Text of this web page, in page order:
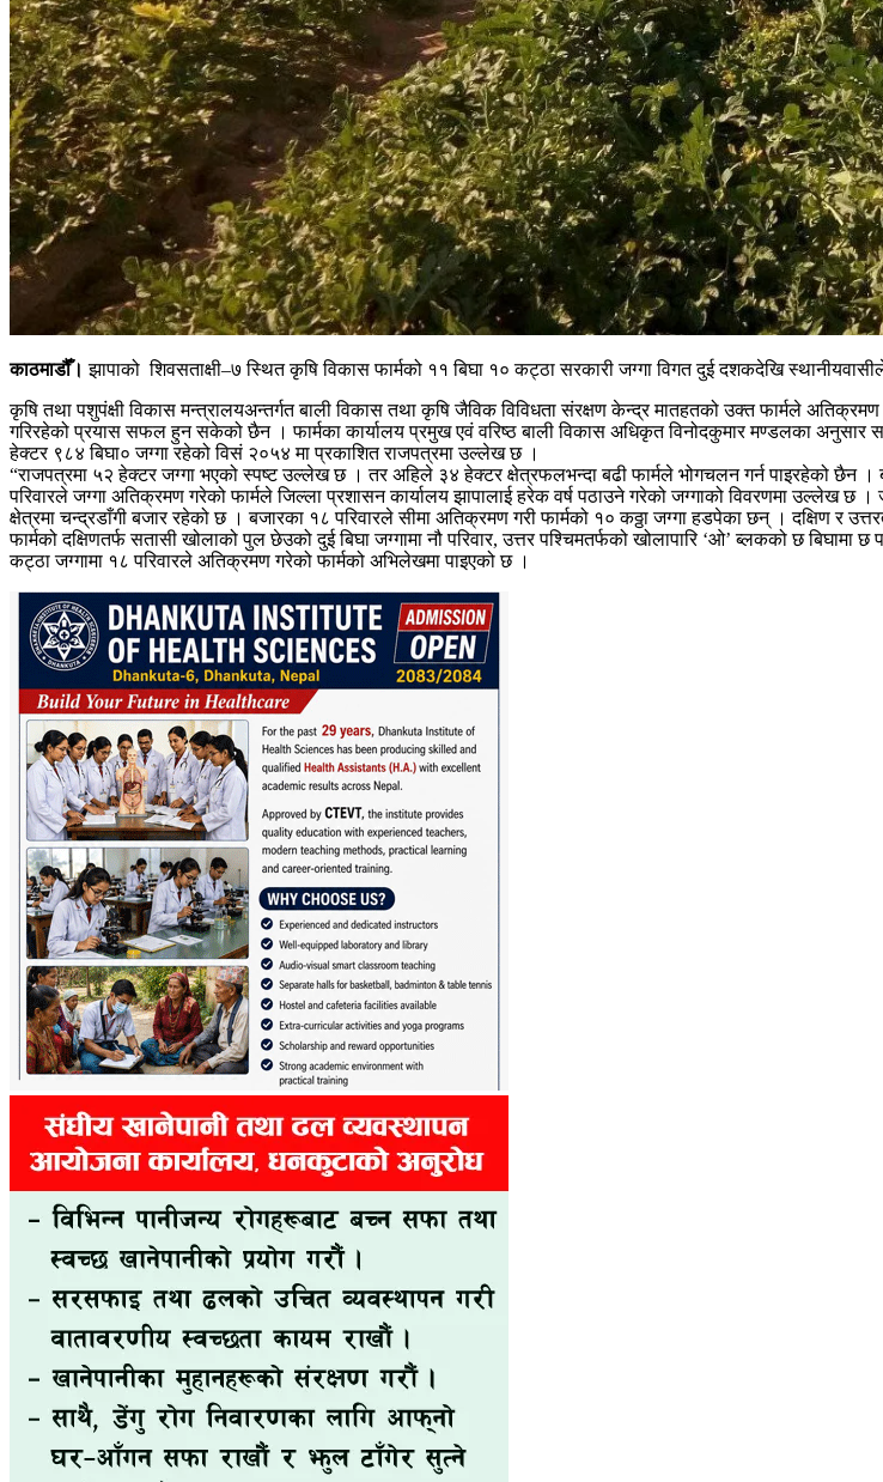
काठमाडौंँ। झापाको शिवसताक्षी–७ स्थित कृषि विकास फार्मको ११ बिघा १० कट्ठा सरकारी जग्गा विगत दुई दशकदेखि
कृषि तथा पशुपंक्षी विकास मन्त्रालयअन्तर्गत बाली विकास तथा कृषि जैविक विविधता संरक्षण केन्द्र मातहतको उक्त फार्मले
गरिरहेको प्रयास सफल हुन सकेको छैन । फार्मका कार्यालय प्रमुख एवं वरिष्ठ बाली विकास अधिकृत विनोदकुमार मण्डलका अनुसार
हेक्टर ९८४ बिघा० जग्गा रहेको विसं २०५४ मा प्रकाशित राजपत्रमा उल्लेख छ ।
“राजपत्रमा ५२ हेक्टर जग्गा भएको स्पष्ट उल्लेख छ । तर अहिले ३४ हेक्टर क्षेत्रफलभन्दा बढी फार्मले भोगचलन गर्न पाइरहेको छैन
परिवारले जग्गा अतिक्रमण गरेको फार्मले जिल्ला प्रशासन कार्यालय झापालाई हरेक वर्ष पठाउने गरेको जग्गाको विवरणमा उल्लेख छ
क्षेत्रमा चन्द्रडाँगी बजार रहेको छ । बजारका १८ परिवारले सीमा अतिक्रमण गरी फार्मको १० कठ्ठा जग्गा हडपेका छन् । दक्षिण र
फार्मको दक्षिणतर्फ सतासी खोलाको पुल छेउको दुई बिघा जग्गामा नौ परिवार, उत्तर पश्चिमतर्फको खोलापारि ‘ओ’ ब्लकको छ बिघामा
कट्ठा जग्गामा १८ परिवारले अतिक्रमण गरेको फार्मको अभिलेखमा पाइएको छ ।